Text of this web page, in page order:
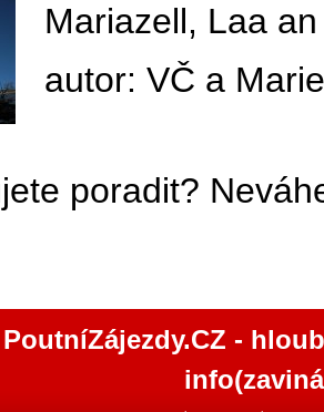
Mariazell, Laa
autor: VČ a
poradit?
PoutníZájezdy.CZ -